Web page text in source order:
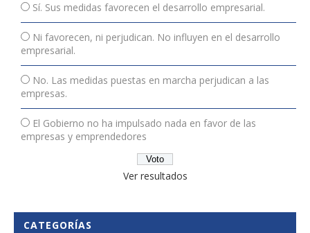
Sí. Sus medidas favorecen el desarrollo empresarial.
Ni favorecen, ni perjudican. No influyen en el desarrollo
empresarial.
No. Las medidas puestas en marcha perjudican a las
empresas.
El Gobierno no ha impulsado nada en favor de las
empresas y emprendedores
Ver resultados
CATEGORÍAS